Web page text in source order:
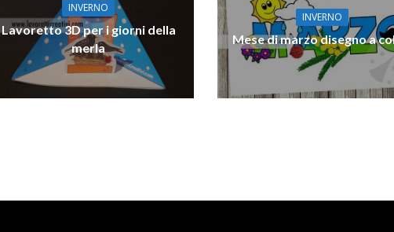
INVERNO
Lavoretto 3D per i giorni della
merla
INVERNO
Mese di marzo disegno a